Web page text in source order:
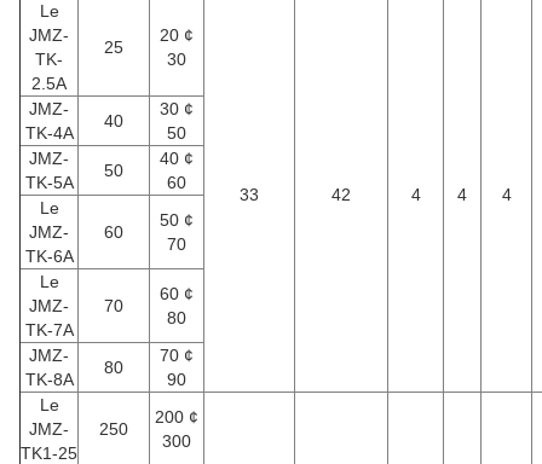
Le
JMZ-
TK-
2.5A
25
20 ¢
30
33 42 4 4 4
JMZ-
TK-4A
40
30 ¢
50
JMZ-
TK-5A
50
40 ¢
60
Le
JMZ-
TK-6A
60
50 ¢
70
Le
JMZ-
TK-7A
70
60 ¢
80
JMZ-
TK-8A
80
70 ¢
90
Le
JMZ-
TK1-25
250
200 ¢
300